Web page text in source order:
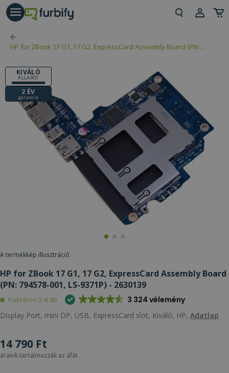
HP for ZBook 17 G1, 17 G2, ExpressCard Assembly Board (PN:
KIVÁLÓ
ÁLLAPOT
2 ÉV
garancia
A termékkép illusztráció.
HP for ZBook 17 G1, 17 G2, ExpressCard Assembly Board
(PN: 794578-001, LS-9371P) - 2630139
Raktáron 2-4 db 3 324 vélemény
Display Port, mini DP, USB, ExpressCard slot, Kiváló, HP, Adatlap
14 790 Ft
áraink tartalmazzák az áfát
gomb